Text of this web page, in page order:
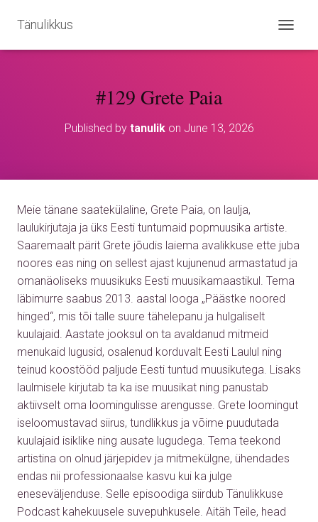
Tänulikkus
O
#129 Grete Paia
Published by tanulikon June 13, 2026
Meie tänane saatekülaline, Grete Paia, on laulja,
laulukirjutaja ja üks Eesti tuntumaid popmuusika artiste.
Saaremaalt pärit Grete jõudis laiema avalikkuse ette juba
noores eas ning on sellest ajast kujunenud armastatud ja
omanäoliseks muusikuks Eesti muusikamaastikul. Tema
läbimurre saabus 2013. aastal looga „Päästke noored
hinged“, mis tõi talle suure tähelepanu ja hulgaliselt
kuulajaid. Aastate jooksul on ta avaldanud mitmeid
menukaid lugusid, osalenud korduvalt Eesti Laulul ning
teinud koostööd paljude Eesti tuntud muusikutega. Lisaks
laulmisele kirjutab ta ka ise muusikat ning panustab
aktiivselt oma loomingulisse arengusse. Grete loomingut
iseloomustavad siirus, tundlikkus ja võime puudutada
kuulajaid isiklike ning ausate lugudega. Tema teekond
artistina on olnud järjepidev ja mitmekülgne, ühendades
endas nii professionaalse kasvu kui ka julge
eneseväljenduse. Selle episoodiga siirdub Tänulikkuse
Podcast kahekuusele suvepuhkusele. Aitäh Teile, head